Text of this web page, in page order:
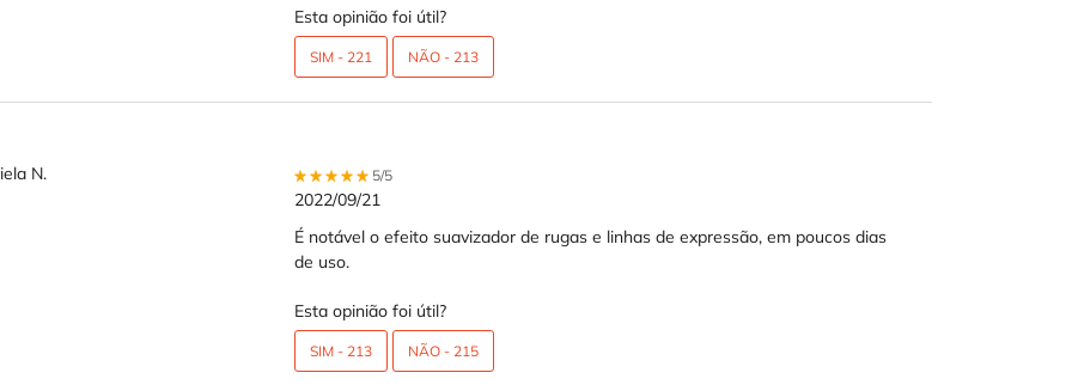
Esta opinião foi útil?
SIM - 221 NÃO - 213
N. 5 out of 5 stars.
5/5
2022/09/21
É notável o efeito suavizador de rugas e linhas de expressão, em poucos dias
de uso.
Esta opinião foi útil?
SIM - 213 NÃO - 215